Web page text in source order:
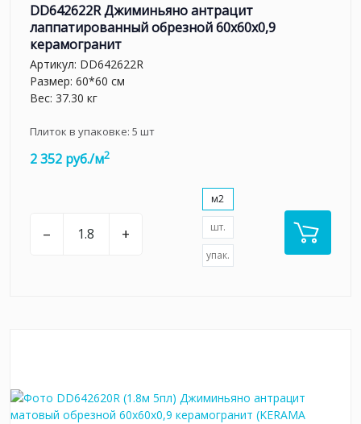
DD642622R Джиминьяно антрацит
лаппатированный обрезной 60х60x0,9
керамогранит
Артикул: DD642622R
Размер: 60*60 см
Вес: 37.30 кг
Плиток в упаковке: 5 шт
2 352 руб./м2
– +
м2
шт.
упак.